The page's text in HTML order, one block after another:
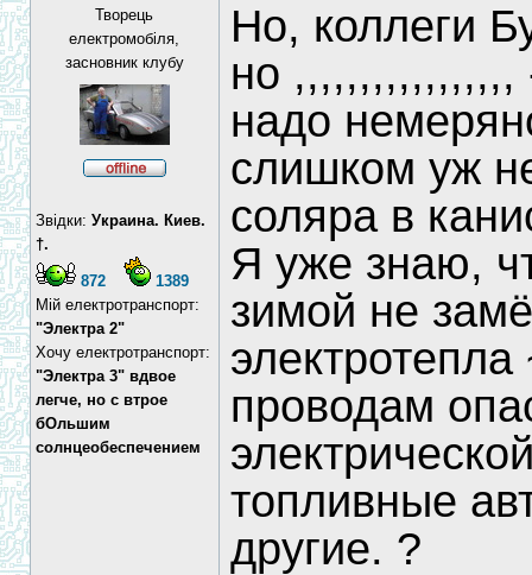
Творець
електромобіля,
засновник клубу
Звідки: Украина. Киев.
†.
872
1389
Мій електротранспорт:
"Электра 2"
Хочу електротранспорт:
"Электра 3" вдвое
легче, но с втрое
бОльшим
солнцеобеспечением
Но, коллеги
но ,,,,,,,,,,,,,,,,,
надо
слишком уж
соляра в
Я уже знаю,
зимой не
проводам
топливные
другие. ?